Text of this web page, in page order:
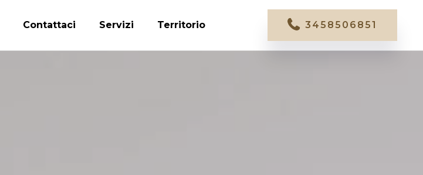
Contattaci Servizi Territorio 3458506851